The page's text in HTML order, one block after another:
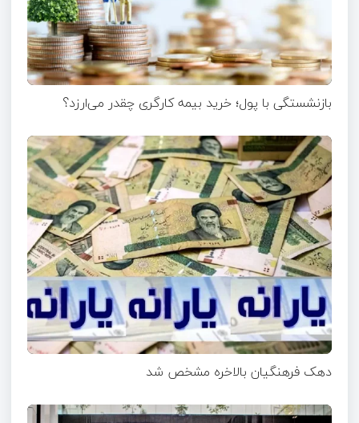
بازنشستگی با پول؛ خرید بیمه کارگری چقدر می‌ارزد؟
دهک فرهنگیان بالاخره مشخص شد